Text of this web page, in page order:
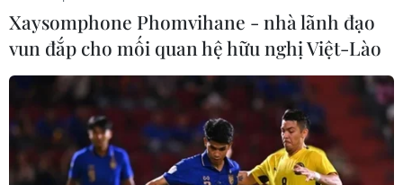
Trung thu đặc biệt ở khu điều trị
hơn 11.000 F0 tại Bình Dương
19/09/2021 23:49
Tối 19/9, hàng trăm trẻ nhỏ cùng người thân là bệnh
Xaysomphone Phomvihane - nhà lãnh đạo
vun đắp cho mối quan hệ hữu nghị Việt-Lào